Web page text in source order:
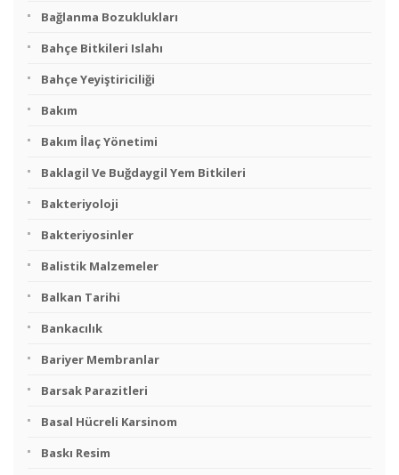
Bağlanma Bozuklukları
Bahçe Bitkileri Islahı
Bahçe Yeyiştiriciliği
Bakım
Bakım İlaç Yönetimi
Baklagil Ve Buğdaygil Yem Bitkileri
Bakteriyoloji
Bakteriyosinler
Balistik Malzemeler
Balkan Tarihi
Bankacılık
Bariyer Membranlar
Barsak Parazitleri
Basal Hücreli Karsinom
Baskı Resim